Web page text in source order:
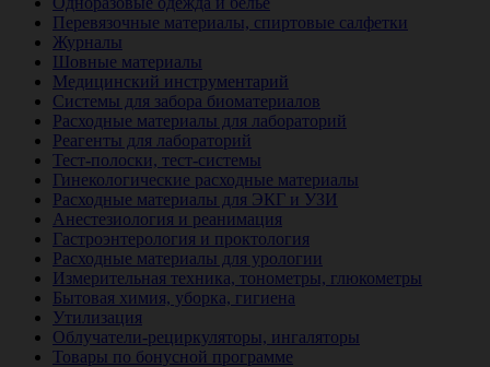
Перевязочные материалы, спиртовые салфетки
Журналы
Шовные материалы
Медицинский инструментарий
Системы для забора биоматериалов
Расходные материалы для лабораторий
Реагенты для лабораторий
Тест-полоски, тест-системы
Гинекологические расходные материалы
Расходные материалы для ЭКГ и УЗИ
Анестезиология и реанимация
Гастроэнтерология и проктология
Расходные материалы для урологии
Измерительная техника, тонометры, глюкометры
Бытовая химия, уборка, гигиена
Утилизация
Облучатели-рециркуляторы, ингаляторы
Товары по бонусной программе